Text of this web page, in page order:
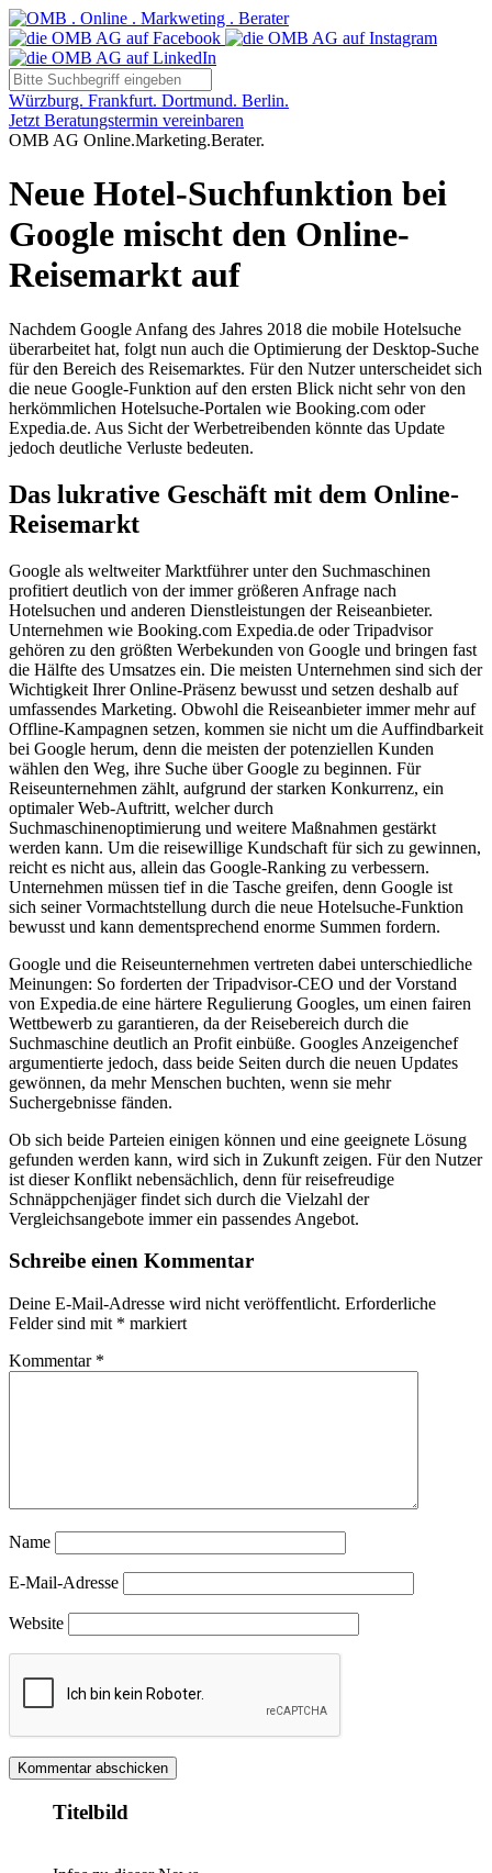
Würzburg. Frankfurt. Dortmund. Berlin.
Jetzt Beratungstermin vereinbaren
OMB AG Online.Marketing.Berater.
Neue Hotel-Suchfunktion bei
Google mischt den Online-
Reisemarkt auf
Nachdem Google Anfang des Jahres 2018 die mobile Hotelsuche
überarbeitet hat, folgt nun auch die Optimierung der Desktop-Suche
für den Bereich des Reisemarktes. Für den Nutzer unterscheidet sich
die neue Google-Funktion auf den ersten Blick nicht sehr von den
herkömmlichen Hotelsuche-Portalen wie Booking.com oder
Expedia.de. Aus Sicht der Werbetreibenden könnte das Update
jedoch deutliche Verluste bedeuten.
Das lukrative Geschäft mit dem Online-
Reisemarkt
Google als weltweiter Marktführer unter den Suchmaschinen
profitiert deutlich von der immer größeren Anfrage nach
Hotelsuchen und anderen Dienstleistungen der Reiseanbieter.
Unternehmen wie Booking.com Expedia.de oder Tripadvisor
gehören zu den größten Werbekunden von Google und bringen fast
die Hälfte des Umsatzes ein. Die meisten Unternehmen sind sich der
Wichtigkeit Ihrer Online-Präsenz bewusst und setzen deshalb auf
umfassendes Marketing. Obwohl die Reiseanbieter immer mehr auf
Offline-Kampagnen setzen, kommen sie nicht um die Auffindbarkeit
bei Google herum, denn die meisten der potenziellen Kunden
wählen den Weg, ihre Suche über Google zu beginnen. Für
Reiseunternehmen zählt, aufgrund der starken Konkurrenz, ein
optimaler Web-Auftritt, welcher durch
Suchmaschinenoptimierung und weitere Maßnahmen gestärkt
werden kann. Um die reisewillige Kundschaft für sich zu gewinnen,
reicht es nicht aus, allein das Google-Ranking zu verbessern.
Unternehmen müssen tief in die Tasche greifen, denn Google ist
sich seiner Vormachtstellung durch die neue Hotelsuche-Funktion
bewusst und kann dementsprechend enorme Summen fordern.
Google und die Reiseunternehmen vertreten dabei unterschiedliche
Meinungen: So forderten der Tripadvisor-CEO und der Vorstand
von Expedia.de eine härtere Regulierung Googles, um einen fairen
Wettbewerb zu garantieren, da der Reisebereich durch die
Suchmaschine deutlich an Profit einbüße. Googles Anzeigenchef
argumentierte jedoch, dass beide Seiten durch die neuen Updates
gewönnen, da mehr Menschen buchten, wenn sie mehr
Suchergebnisse fänden.
Ob sich beide Parteien einigen können und eine geeignete Lösung
gefunden werden kann, wird sich in Zukunft zeigen. Für den Nutzer
ist dieser Konflikt nebensächlich, denn für reisefreudige
Schnäppchenjäger findet sich durch die Vielzahl der
Vergleichsangebote immer ein passendes Angebot.
Schreibe einen Kommentar
Deine E-Mail-Adresse wird nicht veröffentlicht. Erforderliche
Felder sind mit * markiert
Kommentar *
Name
E-Mail-Adresse
Website
Titelbild